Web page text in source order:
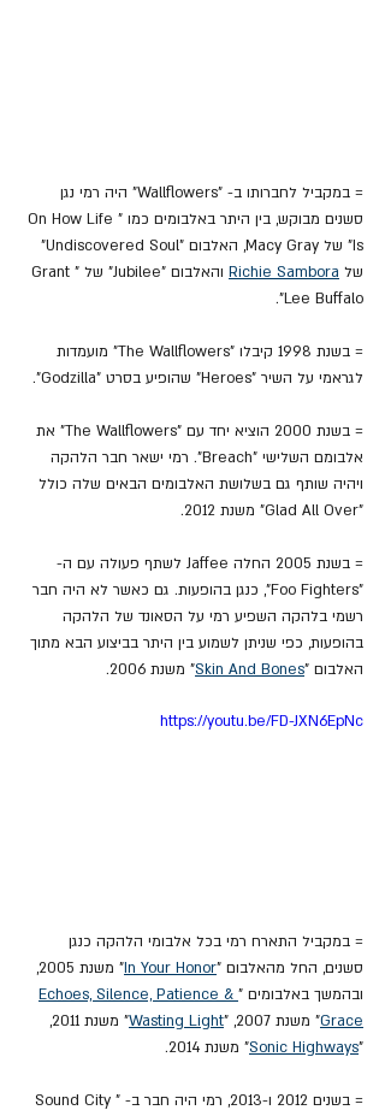
= במקביל לחברותו ב- "Wallflowers" היה רמי נגן
סשנים מבוקש, בין היתר באלבומים כמו "On How Life
Is" של Macy Gray, האלבום "Undiscovered Soul"
של Richie Sambora
והאלבום "Jubilee" של "Grant
Lee Buffalo".
= בשנת 1998 קיבלו "The Wallflowers" מועמדות
לגראמי על השיר "Heroes" שהופיע בסרט "Godzilla".
= בשנת 2000 הוציא יחד עם "The Wallflowers" את
אלבומם השלישי "Breach". רמי ישאר חבר הלהקה
ויהיה שותף גם בשלושת האלבומים הבאים שלה כולל
"Glad All Over" משנת 2012.
= בשנת 2005 החלה Jaffee לשתף פעולה עם ה-
"Foo Fighters", כנגן בהופעות. גם כאשר לא היה חבר
רשמי בלהקה השפיע רמי על הסאונד של הלהקה
בהופעות, כפי שניתן לשמוע בין היתר בביצוע הבא מתוך
האלבום "Skin And Bones" משנת 2006.
https://youtu.be/FD-JXN6EpNc
= במקביל התארח רמי בכל אלבומי הלהקה כנגן
סשנים, החל מהאלבום "In Your Honor
" משנת 2005,
ובהמשך באלבומים " Echoes, Silence, Patience &
Grace" משנת 2007, " Wasting Light
" משנת 2011,
"
Sonic Highways" משנת 2014.
= בשנים 2012 ו-2013, רמי היה חבר ב- "Sound City